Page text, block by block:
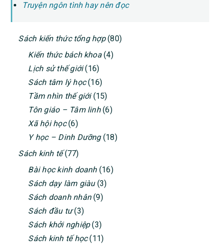
Truyện ngôn tình hay nên đọc
PRIMARY
SIDEBAR
Sách kiến thức tổng hợp(80)
Kiến thức bách khoa(4)
Lịch sử thế giới(16)
Sách tâm lý học(16)
Tầm nhìn thế giới(15)
Tôn giáo – Tâm linh(6)
Xã hội học(6)
Y học – Dinh Dưỡng(18)
Sách kinh tế(77)
Bài học kinh doanh(16)
Sách dạy làm giàu(3)
Sách doanh nhân(9)
Sách đầu tư(3)
Sách khởi nghiệp(3)
Sách kinh tế học(11)